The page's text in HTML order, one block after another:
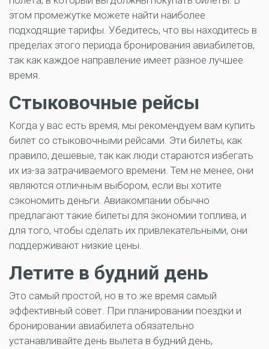
этом промежутке можете найти наиболее
подходящие тарифы. Убедитесь, что вы находитесь в
пределах этого периода бронирования авиабилетов,
так как каждое направление имеет разное лучшее
время.
Стыковочные рейсы
Когда у вас есть время, мы рекомендуем вам купить
билет со стыковочными рейсами. Эти билеты, как
правило, дешевые, так как люди стараются избегать
их из-за затрачиваемого времени. Тем не менее, они
являются отличным выбором, если вы хотите
сэкономить деньги. Авиакомпании обычно
предлагают такие билеты для экономии топлива, и
для того, чтобы сделать их привлекательными, они
поддерживают низкие цены.
Летите в будний день
Это самый простой, но в то же время самый
эффективный совет. При планировании поездки и
бронировании авиабилета обязательно
устанавливайте день вылета в будний день,